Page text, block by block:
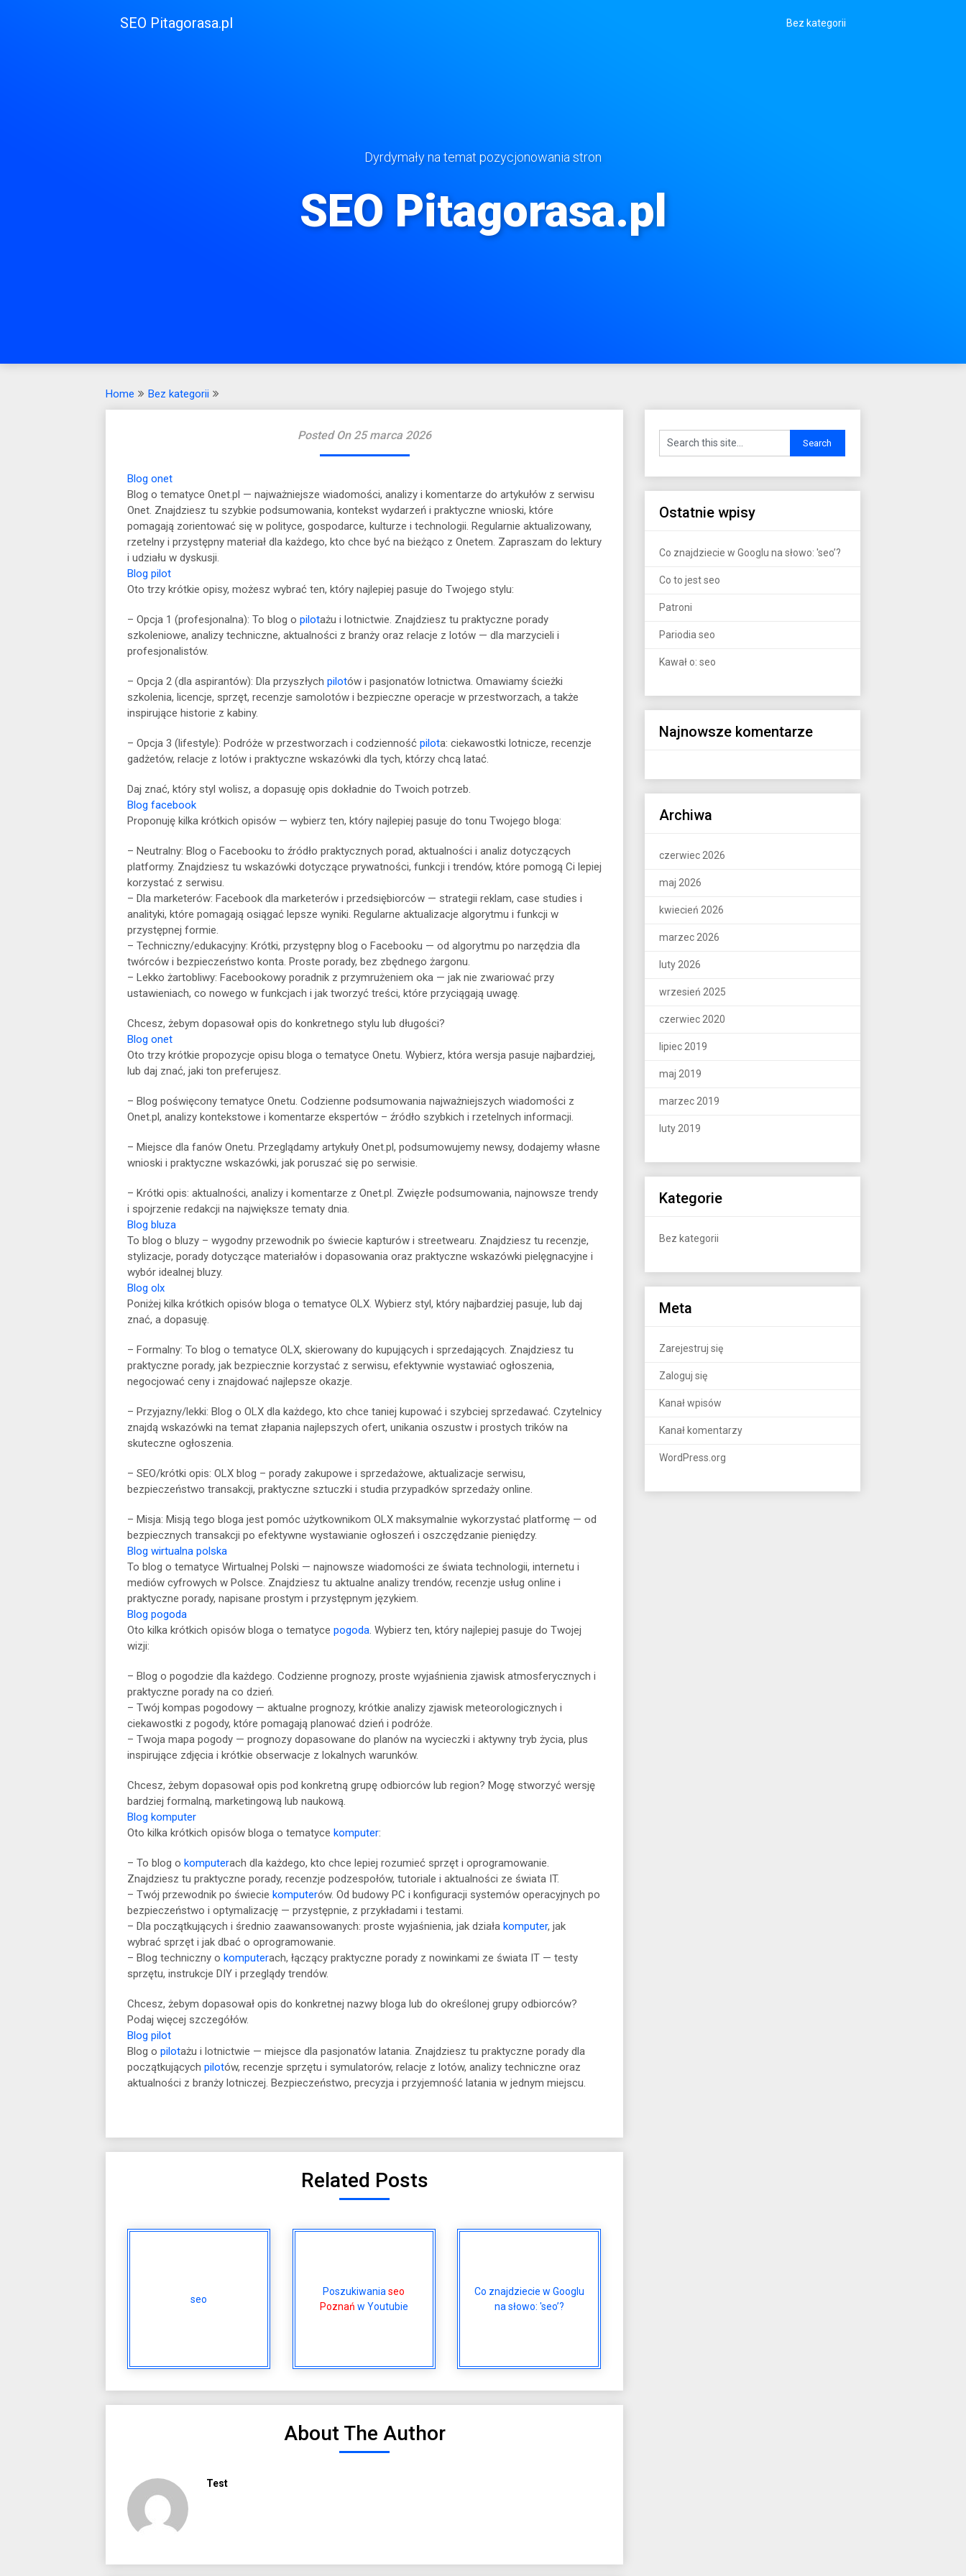
SEO Pitagorasa.pl Bez kategorii
Dyrdymały na temat pozycjonowania stron
SEO Pitagorasa.pl
Home Bez kategorii
Posted On 25 marca 2026
Blog onet
Blog o tematyce Onet.pl — najważniejsze wiadomości, analizy i komentarze do artykułów z serwisu
Onet. Znajdziesz tu szybkie podsumowania, kontekst wydarzeń i praktyczne wnioski, które
pomagają zorientować się w polityce, gospodarce, kulturze i technologii. Regularnie aktualizowany,
rzetelny i przystępny materiał dla każdego, kto chce być na bieżąco z Onetem. Zapraszam do lektury
i udziału w dyskusji.
Blog pilot
Oto trzy krótkie opisy, możesz wybrać ten, który najlepiej pasuje do Twojego stylu:
– Opcja 1 (profesjonalna): To blog o pilotażu i lotnictwie. Znajdziesz tu praktyczne porady
szkoleniowe, analizy techniczne, aktualności z branży oraz relacje z lotów — dla marzycieli i
profesjonalistów.
– Opcja 2 (dla aspirantów): Dla przyszłych pilotów i pasjonatów lotnictwa. Omawiamy ścieżki
szkolenia, licencje, sprzęt, recenzje samolotów i bezpieczne operacje w przestworzach, a także
inspirujące historie z kabiny.
– Opcja 3 (lifestyle): Podróże w przestworzach i codzienność pilota: ciekawostki lotnicze, recenzje
gadżetów, relacje z lotów i praktyczne wskazówki dla tych, którzy chcą latać.
Daj znać, który styl wolisz, a dopasuję opis dokładnie do Twoich potrzeb.
Blog facebook
Proponuję kilka krótkich opisów — wybierz ten, który najlepiej pasuje do tonu Twojego bloga:
– Neutralny: Blog o Facebooku to źródło praktycznych porad, aktualności i analiz dotyczących
platformy. Znajdziesz tu wskazówki dotyczące prywatności, funkcji i trendów, które pomogą Ci lepiej
korzystać z serwisu.
– Dla marketerów: Facebook dla marketerów i przedsiębiorców — strategii reklam, case studies i
analityki, które pomagają osiągać lepsze wyniki. Regularne aktualizacje algorytmu i funkcji w
przystępnej formie.
– Techniczny/edukacyjny: Krótki, przystępny blog o Facebooku — od algorytmu po narzędzia dla
twórców i bezpieczeństwo konta. Proste porady, bez zbędnego żargonu.
– Lekko żartobliwy: Facebookowy poradnik z przymrużeniem oka — jak nie zwariować przy
ustawieniach, co nowego w funkcjach i jak tworzyć treści, które przyciągają uwagę.
Chcesz, żebym dopasował opis do konkretnego stylu lub długości?
Blog onet
Oto trzy krótkie propozycje opisu bloga o tematyce Onetu. Wybierz, która wersja pasuje najbardziej,
lub daj znać, jaki ton preferujesz.
– Blog poświęcony tematyce Onetu. Codzienne podsumowania najważniejszych wiadomości z
Onet.pl, analizy kontekstowe i komentarze ekspertów – źródło szybkich i rzetelnych informacji.
– Miejsce dla fanów Onetu. Przeglądamy artykuły Onet.pl, podsumowujemy newsy, dodajemy własne
wnioski i praktyczne wskazówki, jak poruszać się po serwisie.
– Krótki opis: aktualności, analizy i komentarze z Onet.pl. Zwięzłe podsumowania, najnowsze trendy
i spojrzenie redakcji na największe tematy dnia.
Blog bluza
To blog o bluzy – wygodny przewodnik po świecie kapturów i streetwearu. Znajdziesz tu recenzje,
stylizacje, porady dotyczące materiałów i dopasowania oraz praktyczne wskazówki pielęgnacyjne i
wybór idealnej bluzy.
Blog olx
Poniżej kilka krótkich opisów bloga o tematyce OLX. Wybierz styl, który najbardziej pasuje, lub daj
znać, a dopasuję.
– Formalny: To blog o tematyce OLX, skierowany do kupujących i sprzedających. Znajdziesz tu
praktyczne porady, jak bezpiecznie korzystać z serwisu, efektywnie wystawiać ogłoszenia,
negocjować ceny i znajdować najlepsze okazje.
– Przyjazny/lekki: Blog o OLX dla każdego, kto chce taniej kupować i szybciej sprzedawać. Czytelnicy
znajdą wskazówki na temat złapania najlepszych ofert, unikania oszustw i prostych trików na
skuteczne ogłoszenia.
– SEO/krótki opis: OLX blog – porady zakupowe i sprzedażowe, aktualizacje serwisu,
bezpieczeństwo transakcji, praktyczne sztuczki i studia przypadków sprzedaży online.
– Misja: Misją tego bloga jest pomóc użytkownikom OLX maksymalnie wykorzystać platformę — od
bezpiecznych transakcji po efektywne wystawianie ogłoszeń i oszczędzanie pieniędzy.
Blog wirtualna polska
To blog o tematyce Wirtualnej Polski — najnowsze wiadomości ze świata technologii, internetu i
mediów cyfrowych w Polsce. Znajdziesz tu aktualne analizy trendów, recenzje usług online i
praktyczne porady, napisane prostym i przystępnym językiem.
Blog pogoda
Oto kilka krótkich opisów bloga o tematyce pogoda. Wybierz ten, który najlepiej pasuje do Twojej
wizji:
– Blog o pogodzie dla każdego. Codzienne prognozy, proste wyjaśnienia zjawisk atmosferycznych i
praktyczne porady na co dzień.
– Twój kompas pogodowy — aktualne prognozy, krótkie analizy zjawisk meteorologicznych i
ciekawostki z pogody, które pomagają planować dzień i podróże.
– Twoja mapa pogody — prognozy dopasowane do planów na wycieczki i aktywny tryb życia, plus
inspirujące zdjęcia i krótkie obserwacje z lokalnych warunków.
Chcesz, żebym dopasował opis pod konkretną grupę odbiorców lub region? Mogę stworzyć wersję
bardziej formalną, marketingową lub naukową.
Blog komputer
Oto kilka krótkich opisów bloga o tematyce komputer:
– To blog o komputerach dla każdego, kto chce lepiej rozumieć sprzęt i oprogramowanie.
Znajdziesz tu praktyczne porady, recenzje podzespołów, tutoriale i aktualności ze świata IT.
– Twój przewodnik po świecie komputerów. Od budowy PC i konfiguracji systemów operacyjnych po
bezpieczeństwo i optymalizację — przystępnie, z przykładami i testami.
– Dla początkujących i średnio zaawansowanych: proste wyjaśnienia, jak działa komputer, jak
wybrać sprzęt i jak dbać o oprogramowanie.
– Blog techniczny o komputerach, łączący praktyczne porady z nowinkami ze świata IT — testy
sprzętu, instrukcje DIY i przeglądy trendów.
Chcesz, żebym dopasował opis do konkretnej nazwy bloga lub do określonej grupy odbiorców?
Podaj więcej szczegółów.
Blog pilot
Blog o pilotażu i lotnictwie — miejsce dla pasjonatów latania. Znajdziesz tu praktyczne porady dla
początkujących pilotów, recenzje sprzętu i symulatorów, relacje z lotów, analizy techniczne oraz
aktualności z branży lotniczej. Bezpieczeństwo, precyzja i przyjemność latania w jednym miejscu.
Related Posts
seo
Poszukiwaniaseo
Poznań w Youtubie
Co znajdziecie w Googlu
na słowo: 'seo’?
About The Author
Test
Ostatnie wpisy
Co znajdziecie w Googlu na słowo: 'seo’?
Co to jest seo
Patroni
Pariodia seo
Kawał o: seo
Najnowsze komentarze
Archiwa
czerwiec 2026
maj 2026
kwiecień 2026
marzec 2026
luty 2026
wrzesień 2025
czerwiec 2020
lipiec 2019
maj 2019
marzec 2019
luty 2019
Kategorie
Bez kategorii
Meta
Zarejestruj się
Zaloguj się
Kanał wpisów
Kanał komentarzy
WordPress.org